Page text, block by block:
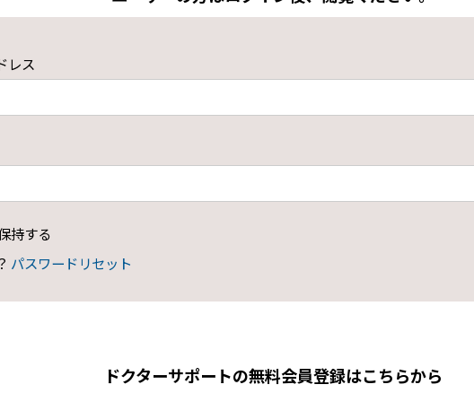
レス
持する
パスワードリセット
ドクターサポートの無料会員登録はこちらから